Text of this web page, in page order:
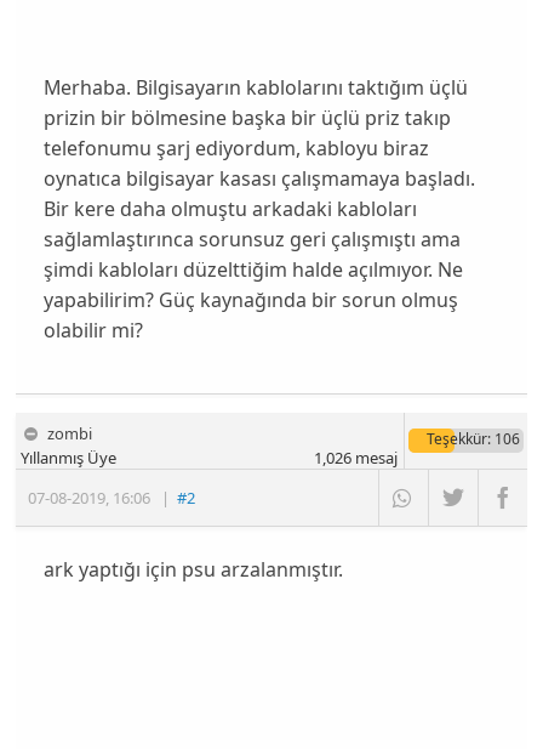
Merhaba. Bilgisayarın kablolarını taktığım üçlü
prizin bir bölmesine başka bir üçlü priz takıp
telefonumu şarj ediyordum, kabloyu biraz
oynatıca bilgisayar kasası çalışmamaya başladı.
Bir kere daha olmuştu arkadaki kabloları
sağlamlaştırınca sorunsuz geri çalışmıştı ama
şimdi kabloları düzelttiğim halde açılmıyor. Ne
yapabilirim? Güç kaynağında bir sorun olmuş
olabilir mi?
zombi
07-08-2019, 16:06 |#2
Yıllanmış Üye
Teşekkür: 106
1,026mesaj
ark yaptığı için psu arzalanmıştır.